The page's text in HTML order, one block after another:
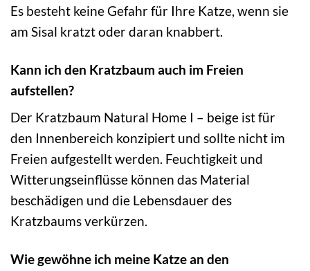
Es besteht keine Gefahr für Ihre Katze, wenn sie
am Sisal kratzt oder daran knabbert.
Kann ich den Kratzbaum auch im Freien
aufstellen?
Der Kratzbaum Natural Home I – beige ist für
den Innenbereich konzipiert und sollte nicht im
Freien aufgestellt werden. Feuchtigkeit und
Witterungseinflüsse können das Material
beschädigen und die Lebensdauer des
Kratzbaums verkürzen.
Wie gewöhne ich meine Katze an den